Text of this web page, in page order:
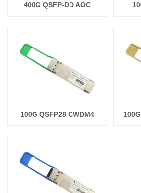
400G QSFP-DD AOC
100G QSFP28 CWDM4